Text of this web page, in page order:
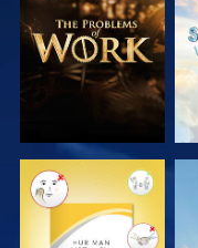
SERIEN
TITTA